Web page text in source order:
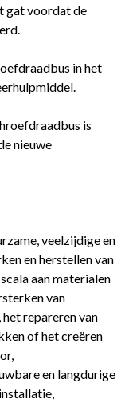
gat voordat de
in het
is
nieuwe
veelzijdige en
en herstellen van
aan materialen
van
repareren van
of het creëren
en langdurige